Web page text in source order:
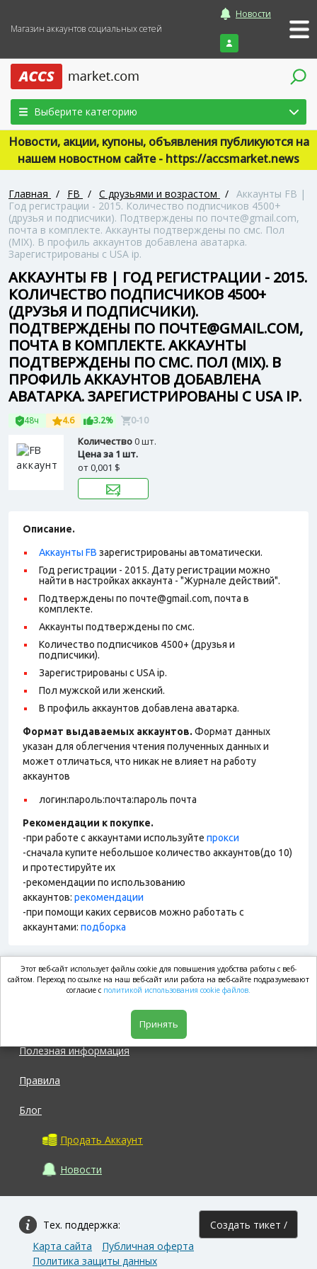
Магазин аккаунтов социальных сетей
Новости
Войти
Выберите категорию
Новости, акции, купоны, объявления публикуются на
нашем новостном сайте - https://accsmarket.news
Главная / FB / С друзьями и возрастом / Аккаунты FB |
Год регистрации - 2015. Количество подписчиков 4500+
(друзья и подписчики). Подтверждены по почте@gmail.com,
почта в комплекте. Аккаунты подтверждены по смс. Пол
(MIX). В профиль аккаунтов добавлена аватарка.
Зарегистрированы с USA ip.
АККАУНТЫ FB | ГОД РЕГИСТРАЦИИ - 2015.
КОЛИЧЕСТВО ПОДПИСЧИКОВ 4500+
(ДРУЗЬЯ И ПОДПИСЧИКИ).
ПОДТВЕРЖДЕНЫ ПО ПОЧТЕ@GMAIL.COM,
ПОЧТА В КОМПЛЕКТЕ. АККАУНТЫ
ПОДТВЕРЖДЕНЫ ПО СМС. ПОЛ (MIX). В
ПРОФИЛЬ АККАУНТОВ ДОБАВЛЕНА
АВАТАРКА. ЗАРЕГИСТРИРОВАНЫ С USA IP.
48ч 4.6 3.2% 0-10
Количество0 шт.
Цена за 1 шт.
от0,001 $
Описание.
Аккаунты FB зарегистрированы автоматически.
Год регистрации - 2015. Дату регистрации можно
найти в настройках аккаунта - "Журнале действий".
Подтверждены по почте@gmail.com, почта в
комплекте.
Аккаунты подтверждены по смс.
Количество подписчиков 4500+ (друзья и
подписчики).
Зарегистрированы с USA ip.
Пол мужской или женский.
В профиль аккаунтов добавлена аватарка.
Формат выдаваемых аккаунтов. Формат данных
указан для облегчения чтения полученных данных и
может отличаться, что никак не влияет на работу
аккаунтов
логин:пароль:почта:пароль почта
Рекомендации к покупке.
-при работе с аккаунтами используйте прокси
-сначала купите небольшое количество аккаунтов(до 10)
и протестируйте их
-рекомендации по использованию
аккаунтов: рекомендации
-при помощи каких сервисов можно работать с
аккаунтами: подборка
market.com
Полезная информация
Правила
Блог
Продать Аккаунт
Новости
Тех. поддержка: Создать тикет /
Карта сайта
Публичная оферта
Политика защиты данных
Этот веб-сайт использует файлы cookie для повышения удобства работы с веб-
сайтом. Переход по ссылке на наш веб-сайт или работа на веб-сайте подразумевают
согласие с политикой использования cookie файлов.
Принять